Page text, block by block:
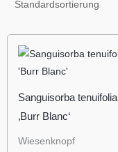
Sanguisorba tenuifolia
‚Burr Blanc‘
Wiesenknopf